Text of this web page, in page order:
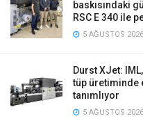
baskısındaki
RSC E 340 ile
5 AĞUSTOS 2026
Durst XJet:
tüp üretiminde
tanımlıyor
5 AĞUSTOS 2026